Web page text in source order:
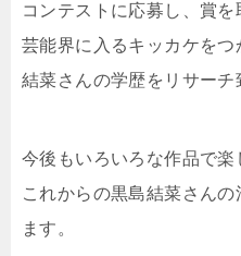
コンテストに応募し、賞
芸能界に入るキッカケを
結菜さんの学歴をリサーチ
今後もいろいろな作品で楽
これからの黒島結菜さん
ます。